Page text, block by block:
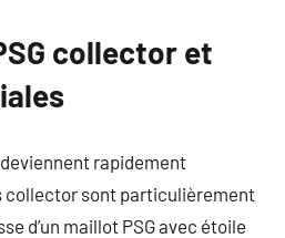
collector et
rapidement
collector sont particulièrement
d’un maillot PSG avec étoile